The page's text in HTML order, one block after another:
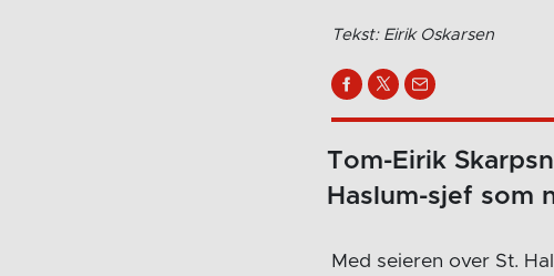
Tekst: Eirik Oskarsen
Tom-Eirik
Haslum-sjef som
Med seieren over St.